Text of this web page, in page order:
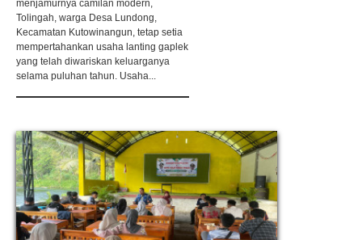
menjamurnya camilan modern,
Tolingah, warga Desa Lundong,
Kecamatan Kutowinangun, tetap setia
mempertahankan usaha lanting gaplek
yang telah diwariskan keluarganya
selama puluhan tahun. Usaha...